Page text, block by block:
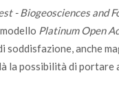
- Biogeosciences and
Platinum Open
soddisfazione, anche
la possibilità di